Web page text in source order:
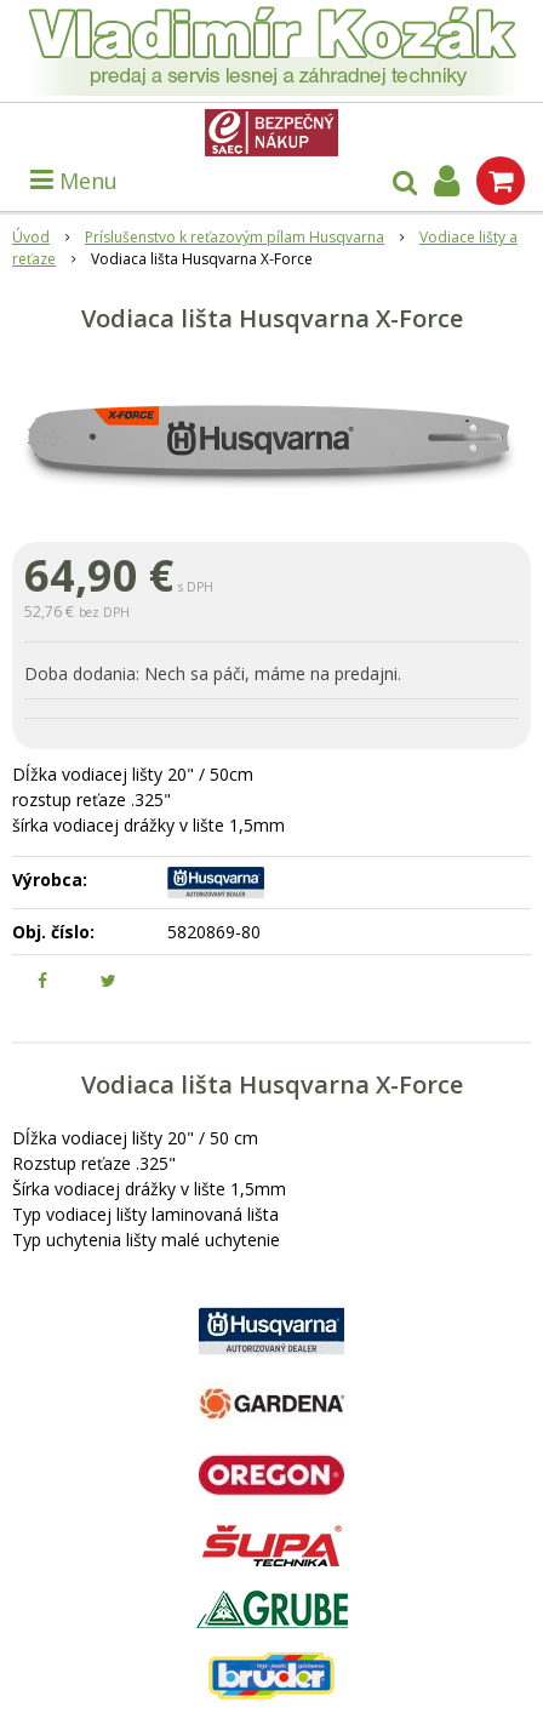
Menu
Úvod Príslušenstvo k reťazovým pílam Husqvarna
Vodiace lišty a
reťaze
Vodiaca lišta Husqvarna X-Force
Vodiaca lišta Husqvarna X-Force
64,90 € s DPH
52,76 € bez DPH
Doba dodania: Nech sa páči, máme na predajni.
Dĺžka vodiacej lišty 20" / 50cm
rozstup reťaze .325"
šírka vodiacej drážky v lište 1,5mm
Výrobca:
Obj. číslo: 5820869-80
Vodiaca lišta Husqvarna X-Force
Dĺžka vodiacej lišty 20" / 50 cm
Rozstup reťaze .325"
Šírka vodiacej drážky v lište 1,5mm
Typ vodiacej lišty laminovaná lišta
Typ uchytenia lišty malé uchytenie